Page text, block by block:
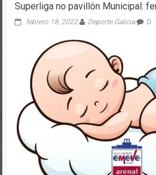
Superliga no pavillón Municipal:
febrero 18, 2022 Deporte Galicia 0